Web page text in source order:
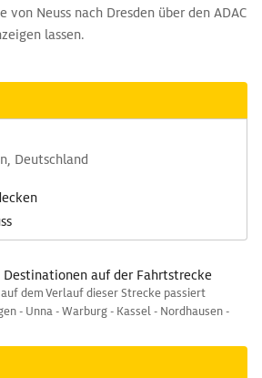
von Neuss nach Dresden über den ADAC
lassen.
Deutschland
Destinationen auf der Fahrtstrecke
dem Verlauf dieser Strecke passiert
- Unna - Warburg - Kassel - Nordhausen -